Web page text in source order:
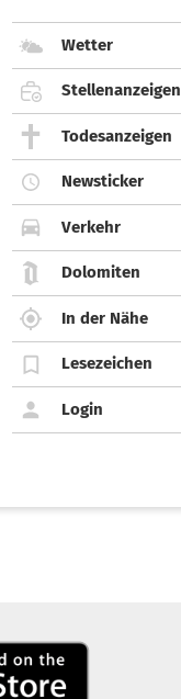
Wetter
Stellenanzeigen
Todesanzeigen
Newsticker
Verkehr
Dolomiten
In der Nähe
Lesezeichen
Login